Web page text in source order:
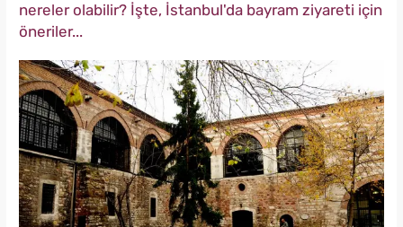
nereler olabilir? İşte, İstanbul'da bayram ziyareti için
öneriler...